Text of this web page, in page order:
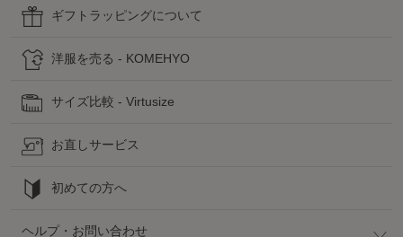
ギフトラッピングについて
洋服を売る - KOMEHYO
サイズ比較 - Virtusize
お直しサービス
初めての方へ
ヘルプ・お問い合わせ